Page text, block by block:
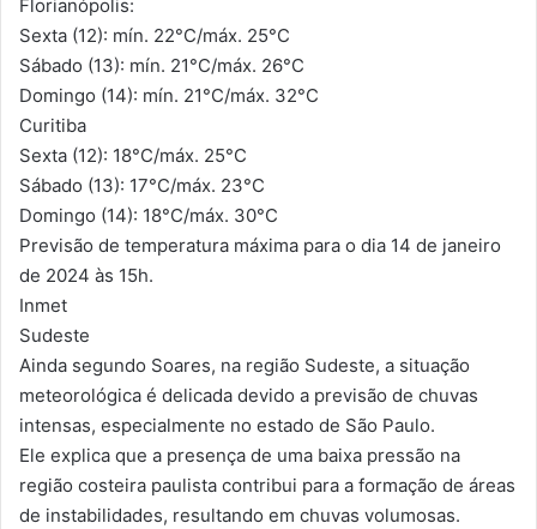
Florianópolis:
Sexta (12): mín. 22°C/máx. 25°C
Sábado (13): mín. 21°C/máx. 26°C
Domingo (14): mín. 21°C/máx. 32°C
Curitiba
Sexta (12): 18°C/máx. 25°C
Sábado (13): 17°C/máx. 23°C
Domingo (14): 18°C/máx. 30°C
Previsão de temperatura máxima para o dia 14 de janeiro
de 2024 às 15h.
Inmet
Sudeste
Ainda segundo Soares, na região Sudeste, a situação
meteorológica é delicada devido a previsão de chuvas
intensas, especialmente no estado de São Paulo.
Ele explica que a presença de uma baixa pressão na
região costeira paulista contribui para a formação de áreas
de instabilidades, resultando em chuvas volumosas.